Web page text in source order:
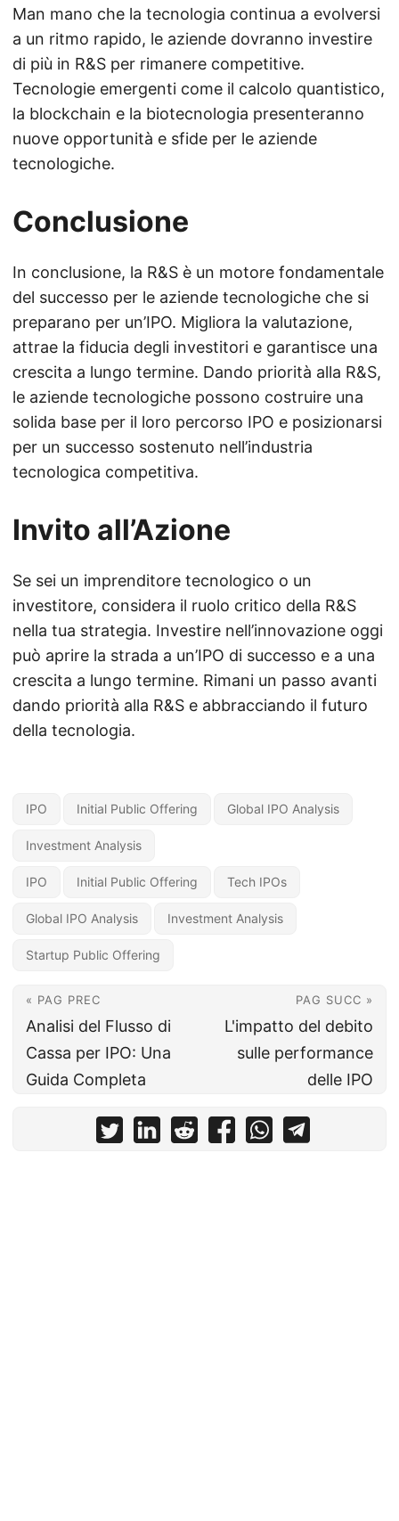
Man mano che la tecnologia continua a evolversi
a un ritmo rapido, le aziende dovranno investire
di più in R&S per rimanere competitive.
Tecnologie emergenti come il calcolo quantistico,
la blockchain e la biotecnologia presenteranno
nuove opportunità e sfide per le aziende
tecnologiche.
Conclusione
In conclusione, la R&S è un motore fondamentale
del successo per le aziende tecnologiche che si
preparano per un’IPO. Migliora la valutazione,
attrae la fiducia degli investitori e garantisce una
crescita a lungo termine. Dando priorità alla R&S,
le aziende tecnologiche possono costruire una
solida base per il loro percorso IPO e posizionarsi
per un successo sostenuto nell’industria
tecnologica competitiva.
Invito all’Azione
Se sei un imprenditore tecnologico o un
investitore, considera il ruolo critico della R&S
nella tua strategia. Investire nell’innovazione oggi
può aprire la strada a un’IPO di successo e a una
crescita a lungo termine. Rimani un passo avanti
dando priorità alla R&S e abbracciando il futuro
della tecnologia.
IPO Initial Public Offering Global IPO Analysis
Investment Analysis
IPO Initial Public Offering Tech IPOs
Global IPO Analysis Investment Analysis
Startup Public Offering
« PAG PREC
Analisi del Flusso di
Cassa per IPO: Una
Guida Completa
PAG SUCC »
L'impatto del debito
sulle performance
delle IPO